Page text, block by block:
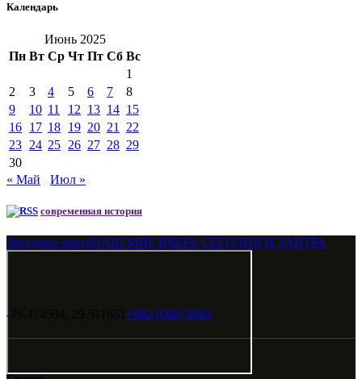
Календарь
Июнь 2025
Пн Вт Ср Чт Пт Сб Вс
1
2
3 4 5 6 7
8
9
10 11 12 13 14 15
16 17 18 19 20 21
22
23 24 25 26 27 28 29
30
« Май
Июл »
современная история
Звездные вратаНАШ МИР ВЧЕРА СЕГОДНЯ И ЗАВТРА
-79.474594, 29.511651 +682 (000) 0001